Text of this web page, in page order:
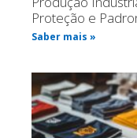
Proteção e
Saber mais »